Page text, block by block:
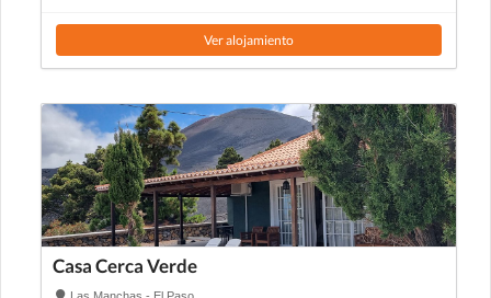
Ver alojamiento
Casa Cerca Verde